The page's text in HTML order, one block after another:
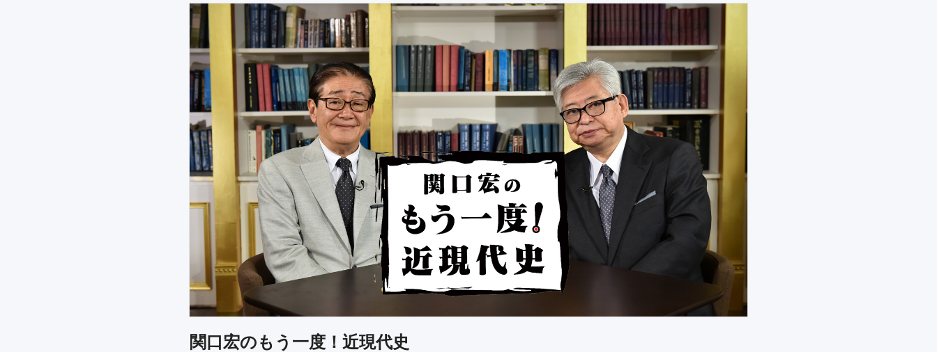
関口宏のもう一度！近現代史